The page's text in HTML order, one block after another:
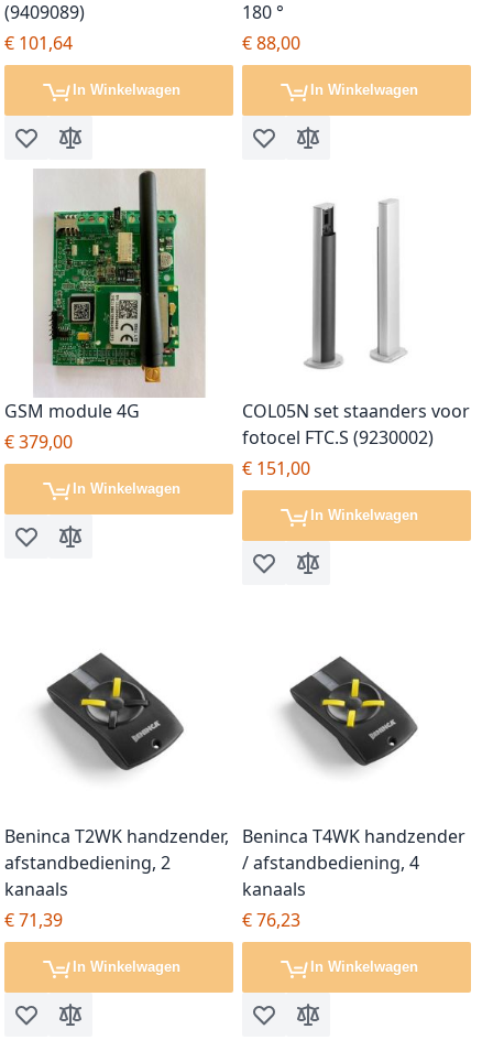
(9409089)
€ 101,64
In Winkelwagen
Voeg toe aan verlanglijst
Toevoegen om te vergelijken
180 °
€ 88,00
In Winkelwagen
Voeg toe aan verlanglijst
Toevoegen om te
GSM module 4G
€ 379,00
In Winkelwagen
Voeg toe aan verlanglijst
Toevoegen om te vergelijken
COL05N set staanders voor
fotocel FTC.S (9230002)
€ 151,00
In Winkelwagen
Voeg toe aan verlanglijst
Toevoegen om te
Beninca T2WK handzender,
afstandbediening, 2
kanaals
€ 71,39
In Winkelwagen
Voeg toe aan verlanglijst
Toevoegen om te vergelijken
Beninca T4WK handzender
/ afstandbediening, 4
kanaals
€ 76,23
In Winkelwagen
Voeg toe aan verlanglijst
Toevoegen om te